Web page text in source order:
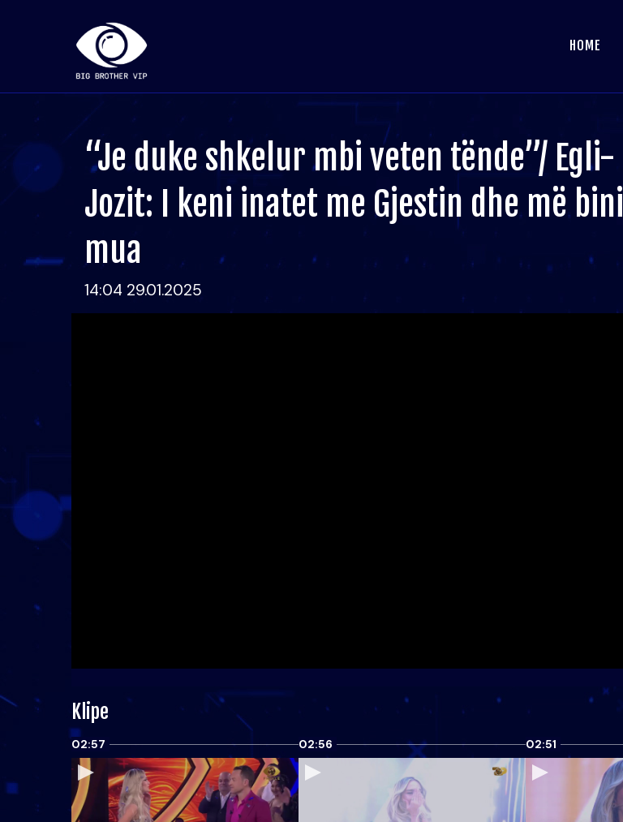
HOME
“Je duke shkelur mbi veten tënde”/ Egli-
Jozit: I keni inatet me Gjestin dhe më bini
mua
14:04 29.01.2025
Klipe
02:57 02:56 02:51